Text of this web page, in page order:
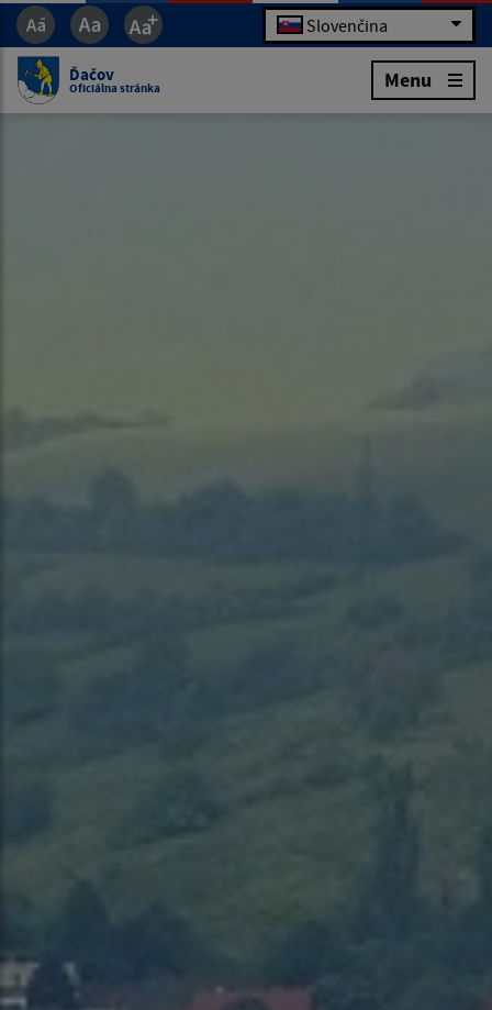
Slovenčina
Ďačov
Oficiálna stránka Menu